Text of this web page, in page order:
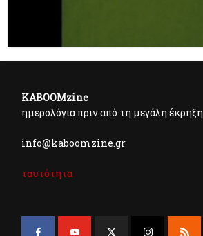
KABOOMzine
ημερολόγια πριν από τη μεγάλη έκρηξη
info@kaboomzine.gr
ταυτότητα